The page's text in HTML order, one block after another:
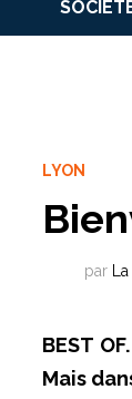
LYON
par
BEST
Mais